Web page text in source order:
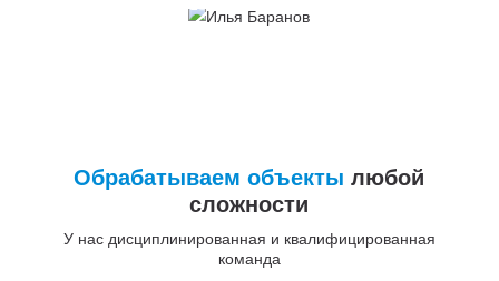
Обрабатываем объекты любой
сложности
У нас дисциплинированная и квалифицированная
команда